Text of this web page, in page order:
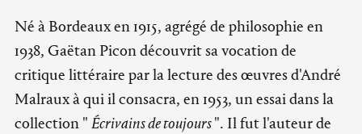
Né à Bordeaux en 1915, agrégé de philosophie en
1938, Gaëtan Picon découvrit sa vocation de
critique littéraire par la lecture des œuvres d'André
Malraux à qui il consacra, en 1953, un essai dans la
collection " Écrivains de toujours". Il fut l'auteur de